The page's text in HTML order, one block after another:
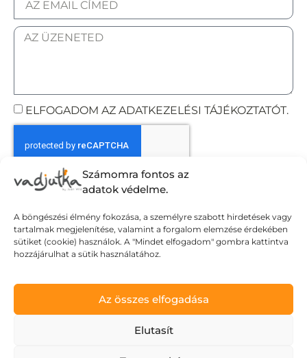
Számomra fontos az
adatok védelme.
A böngészési élmény fokozása, a személyre szabott hirdetések vagy
tartalmak megjelenítése, valamint a forgalom elemzése érdekében
sütiket (cookie) használok. A "Mindet elfogadom" gombra kattintva
hozzájárulhat a sütik használatához.
Az összes elfogadása
Elutasít
ELFOGADOM AZ ADATKEZELÉSI TÁJÉKOZTATÓT.
Elküldöm
Adatvédelmi tájékoztató
Általános Szerződési Feltételek
© Wild Judit. Minden jog fenntartva.